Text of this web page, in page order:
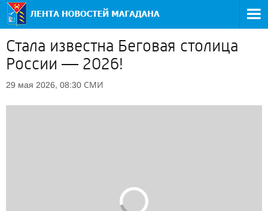
Стала известна Беговая столица
России — 2026!
29 мая 2026, 08:30 СМИ